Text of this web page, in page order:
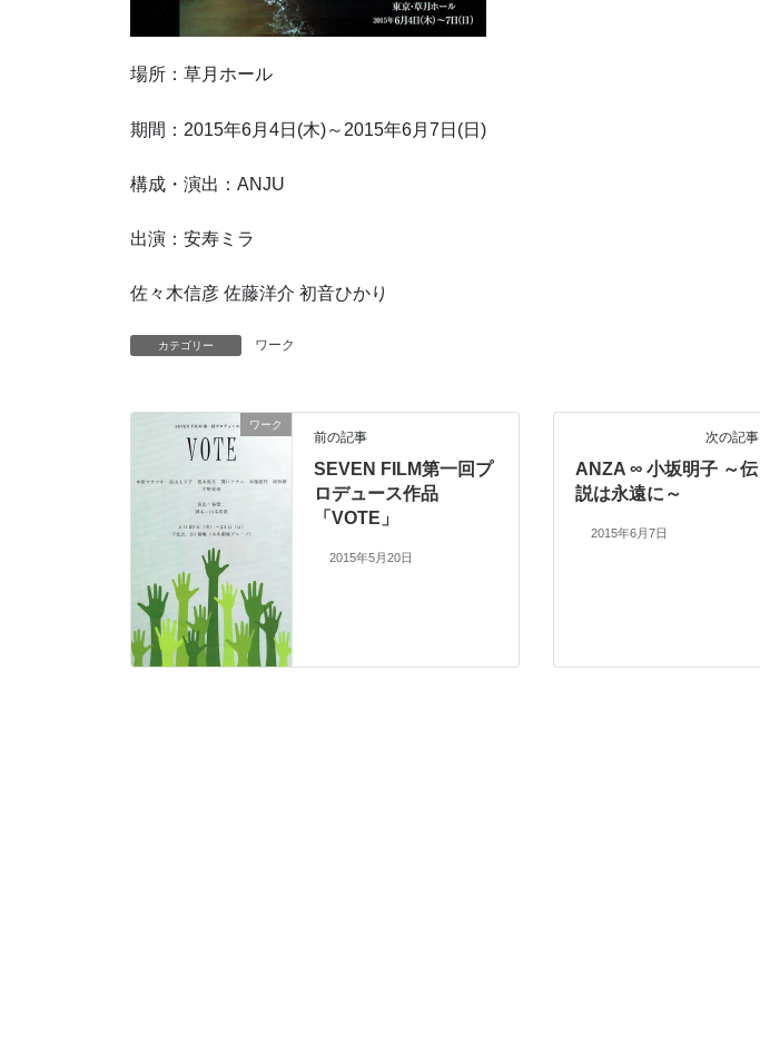
場所：草月ホール
期間：2015年6月4日(木)～2015年6月7日(日)
構成・演出：ANJU
出演：安寿ミラ
佐々木信彦 佐藤洋介 初音ひかり
カテゴリー ワーク
ワーク
前の記事
SEVEN FILM第一回プ
ロデュース作品
「VOTE」
2015年5月20日
次の記事
ANZA ∞ 小坂明子 ～伝
説は永遠に～
2015年6月7日